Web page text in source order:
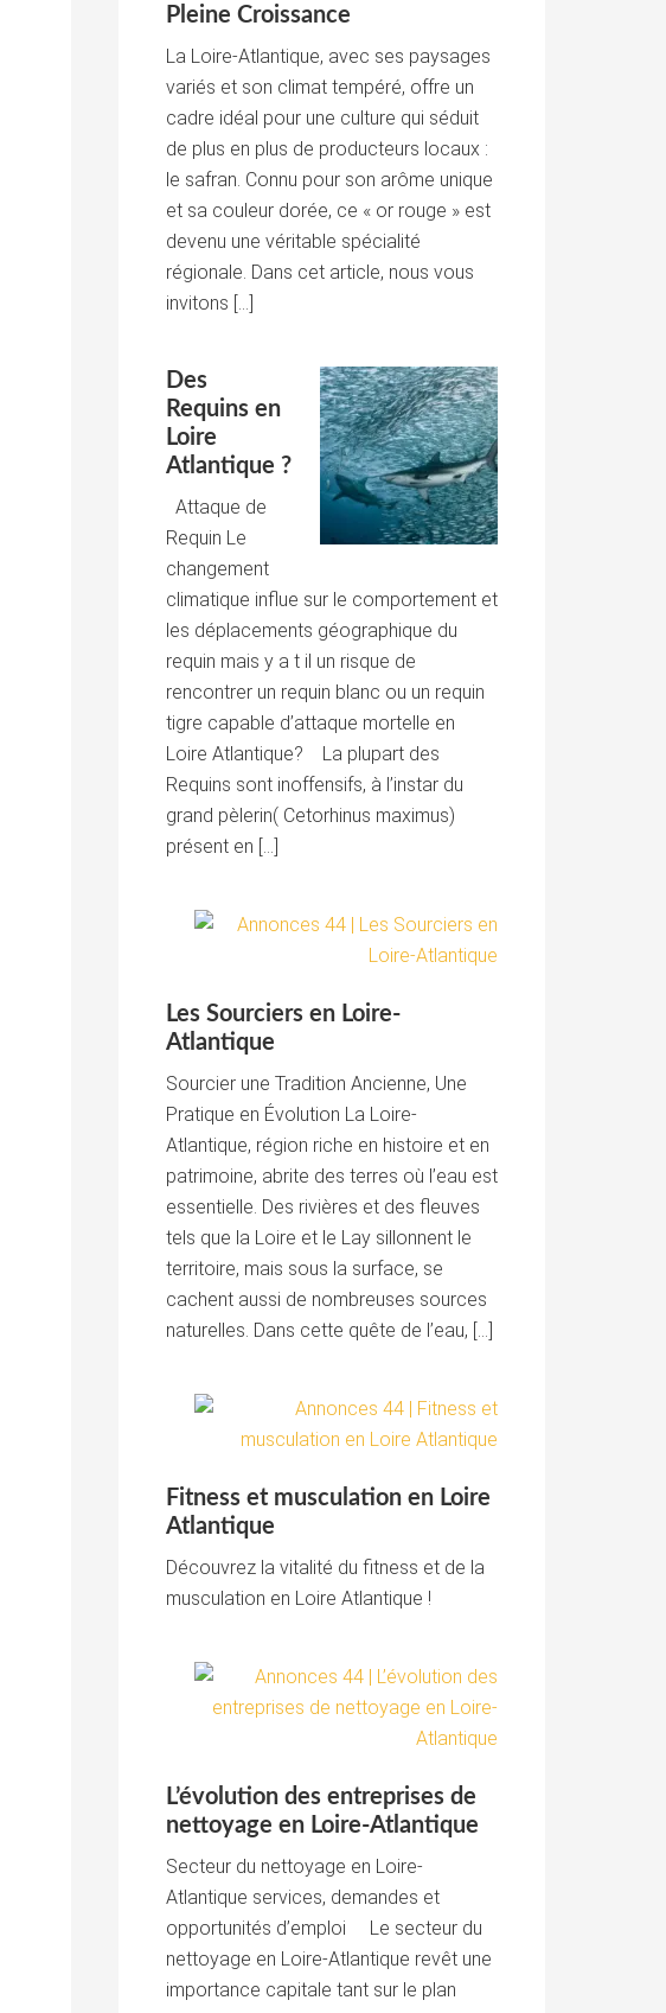
Pleine Croissance
La Loire-Atlantique, avec ses paysages
variés et son climat tempéré, offre un
cadre idéal pour une culture qui séduit
de plus en plus de producteurs locaux :
le safran. Connu pour son arôme unique
et sa couleur dorée, ce « or rouge » est
devenu une véritable spécialité
régionale. Dans cet article, nous vous
invitons […]
Des
Requins en
Loire
Atlantique ?
Attaque de
Requin Le
changement
climatique influe sur le comportement et
les déplacements géographique du
requin mais y a t il un risque de
rencontrer un requin blanc ou un requin
tigre capable d’attaque mortelle en
Loire Atlantique? La plupart des
Requins sont inoffensifs, à l’instar du
grand pèlerin( Cetorhinus maximus)
présent en […]
Les Sourciers en Loire-
Atlantique
Sourcier une Tradition Ancienne, Une
Pratique en Évolution La Loire-
Atlantique, région riche en histoire et en
patrimoine, abrite des terres où l’eau est
essentielle. Des rivières et des fleuves
tels que la Loire et le Lay sillonnent le
territoire, mais sous la surface, se
cachent aussi de nombreuses sources
naturelles. Dans cette quête de l’eau, […]
Fitness et musculation en Loire
Atlantique
Découvrez la vitalité du fitness et de la
musculation en Loire Atlantique !
L’évolution des entreprises de
nettoyage en Loire-Atlantique
Secteur du nettoyage en Loire-
Atlantique services, demandes et
opportunités d’emploi Le secteur du
nettoyage en Loire-Atlantique revêt une
importance capitale tant sur le plan